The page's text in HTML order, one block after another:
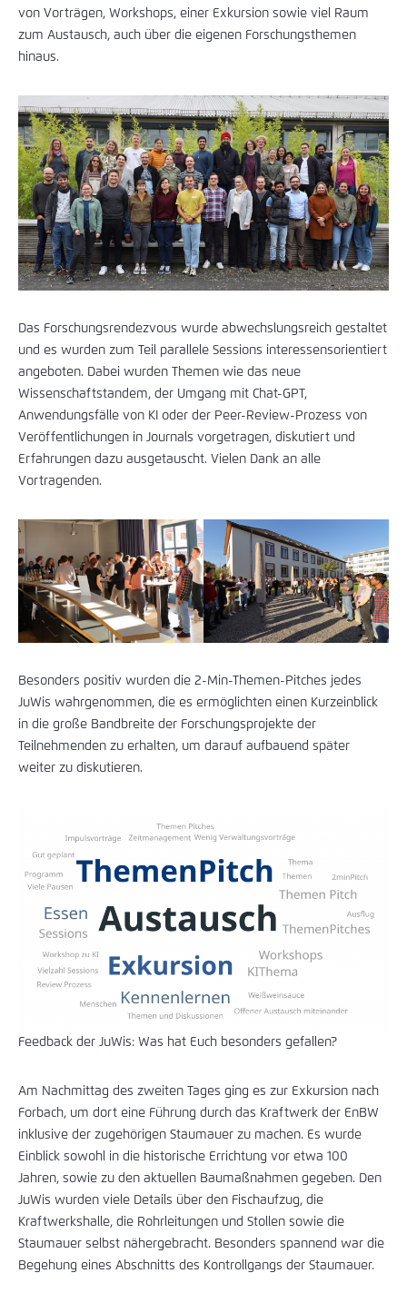
von Vorträgen, Workshops, einer Exkursion sowie viel Raum
zum Austausch, auch über die eigenen Forschungsthemen
hinaus.
Das Forschungsrendezvous wurde abwechslungsreich gestaltet
und es wurden zum Teil parallele Sessions interessensorientiert
angeboten. Dabei wurden Themen wie das neue
Wissenschaftstandem, der Umgang mit Chat-GPT,
Anwendungsfälle von KI oder der Peer-Review-Prozess von
Veröffentlichungen in Journals vorgetragen, diskutiert und
Erfahrungen dazu ausgetauscht. Vielen Dank an alle
Vortragenden.
Besonders positiv wurden die 2-Min-Themen-Pitches jedes
JuWis wahrgenommen, die es ermöglichten einen Kurzeinblick
in die große Bandbreite der Forschungsprojekte der
Teilnehmenden zu erhalten, um darauf aufbauend später
weiter zu diskutieren.
Feedback der JuWis: Was hat Euch besonders gefallen?
Am Nachmittag des zweiten Tages ging es zur Exkursion nach
Forbach, um dort eine Führung durch das Kraftwerk der EnBW
inklusive der zugehörigen Staumauer zu machen. Es wurde
Einblick sowohl in die historische Errichtung vor etwa 100
Jahren, sowie zu den aktuellen Baumaßnahmen gegeben. Den
JuWis wurden viele Details über den Fischaufzug, die
Kraftwerkshalle, die Rohrleitungen und Stollen sowie die
Staumauer selbst nähergebracht. Besonders spannend war die
Begehung eines Abschnitts des Kontrollgangs der Staumauer.